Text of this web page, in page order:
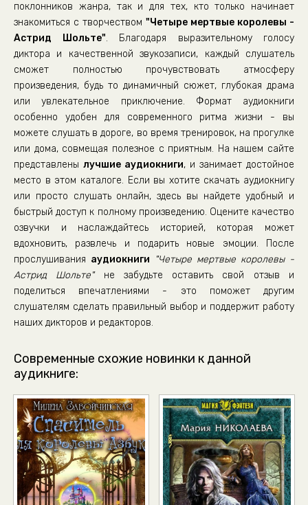
Глава 27
Глава 29
Глава 30
Глава 31
Глава 32
Глава 34
Глава 35
Глава 36
Глава 37
Глава 39
Глава 40
Глава 43
Глава 44
Глава 45
Глава 46
Глава 47
Глава 48
Глава 49
поклонников жанра, так и для тех, кто только начинает
знакомиться с творчеством "Четыре мертвые королевы -
Астрид Шольте". Благодаря выразительному голосу
диктора и качественной звукозаписи, каждый слушатель
сможет полностью прочувствовать атмосферу
произведения, будь то динамичный сюжет, глубокая драма
или увлекательное приключение. Формат аудиокниги
особенно удобен для современного ритма жизни - вы
можете слушать в дороге, во время тренировок, на прогулке
или дома, совмещая полезное с приятным. На нашем сайте
представлены лучшие аудиокниги, и занимает достойное
место в этом каталоге. Если вы хотите скачать аудиокнигу
или просто слушать онлайн, здесь вы найдете удобный и
быстрый доступ к полному произведению. Оцените качество
озвучки и наслаждайтесь историей, которая может
вдохновить, развлечь и подарить новые эмоции. После
прослушивания аудиокниги
"Четыре мертвые королевы -
Астрид Шольте"не забудьте оставить свой отзыв и
поделиться впечатлениями - это поможет другим
слушателям сделать правильный выбор и поддержит работу
наших дикторов и редакторов.
Современные схожие новинки к данной
аудикниге: